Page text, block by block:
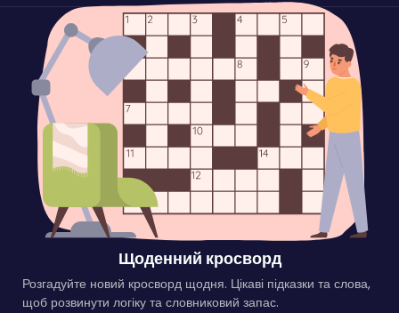
Щоденний кросворд
Розгадуйте новий кросворд щодня. Цікаві підказки та слова,
щоб розвинути логіку та словниковий запас.